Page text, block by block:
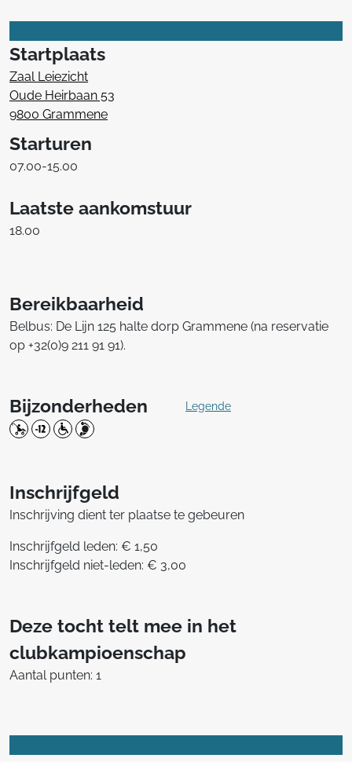
Startplaats
Zaal Leiezicht
Oude Heirbaan 53
9800 Grammene
Starturen
07.00-15.00
Laatste aankomstuur
18.00
Bereikbaarheid
Belbus: De Lijn 125 halte dorp Grammene (na reservatie
op +32(0)9 211 91 91).
Bijzonderheden Legende
Inschrijfgeld
Inschrijving dient ter plaatse te gebeuren
Inschrijfgeld leden: € 1,50
Inschrijfgeld niet-leden: € 3,00
Deze tocht telt mee in het
clubkampioenschap
Aantal punten: 1